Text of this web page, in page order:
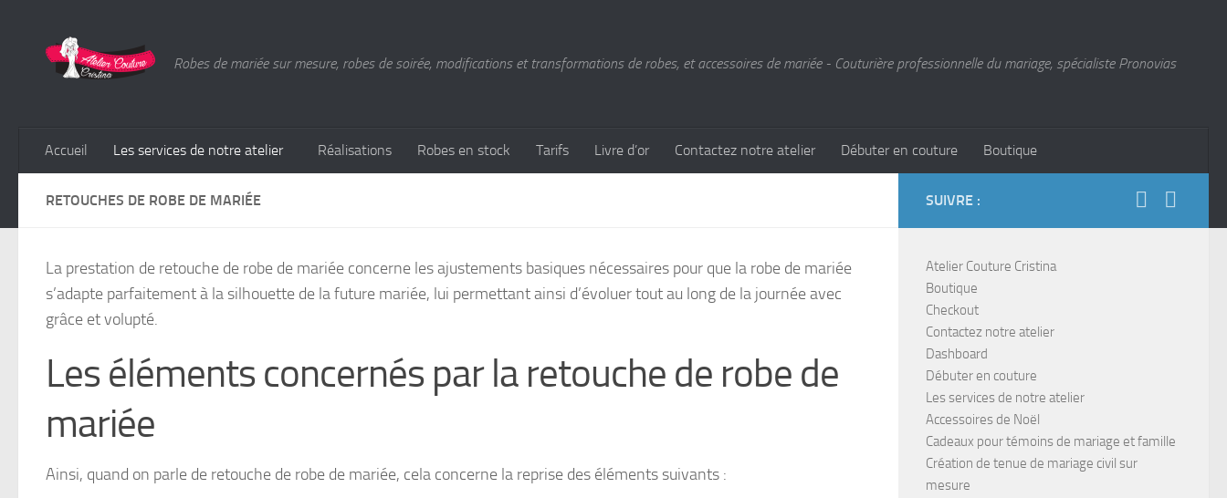
Robes de mariée sur mesure, robes de soirée, modifications et transformations de robes, et accessoires de mariée - Couturière professionnelle du mariage, spécialiste Pronovias
Accueil Les services de notre atelier Réalisations Robes en stock Tarifs Livre d’or Contactez notre atelier Débuter en couture Boutique
RETOUCHES DE ROBE DE MARIÉE
La prestation de retouche de robe de mariée concerne les ajustements basiques nécessaires pour que la robe de mariée
s’adapte parfaitement à la silhouette de la future mariée, lui permettant ainsi d’évoluer tout au long de la journée avec
grâce et volupté.
Les éléments concernés par la retouche de robe de
mariée
Ainsi, quand on parle de retouche de robe de mariée, cela concerne la reprise des éléments suivants :
SUIVRE :
Atelier Couture Cristina
Boutique
Checkout
Contactez notre atelier
Dashboard
Débuter en couture
Les services de notre atelier
Accessoires de Noël
Cadeaux pour témoins de mariage et famille
Création de tenue de mariage civil sur
mesure